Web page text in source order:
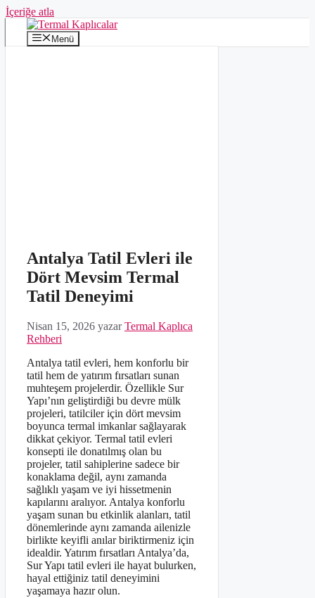
İçeriğe atla
Menü
Antalya Tatil Evleri ile
Dört Mevsim Termal
Tatil Deneyimi
Nisan 15, 2026 yazarTermal Kaplıca
Rehberi
Antalya tatil evleri, hem konforlu bir
tatil hem de yatırım fırsatları sunan
muhteşem projelerdir. Özellikle Sur
Yapı’nın geliştirdiği bu devre mülk
projeleri, tatilciler için dört mevsim
boyunca termal imkanlar sağlayarak
dikkat çekiyor. Termal tatil evleri
konsepti ile donatılmış olan bu
projeler, tatil sahiplerine sadece bir
konaklama değil, aynı zamanda
sağlıklı yaşam ve iyi hissetmenin
kapılarını aralıyor. Antalya konforlu
yaşam sunan bu etkinlik alanları, tatil
dönemlerinde aynı zamanda ailenizle
birlikte keyifli anılar biriktirmeniz için
idealdir. Yatırım fırsatları Antalya’da,
Sur Yapı tatil evleri ile hayat bulurken,
hayal ettiğiniz tatil deneyimini
yaşamaya hazır olun.